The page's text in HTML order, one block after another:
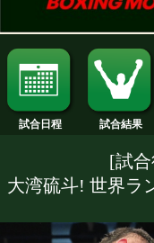
試合日程 試合
[